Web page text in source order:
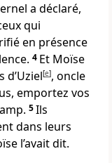
a déclaré,
qui
en présence
4 Et Moïse
d’Uziel[e], oncle
emportez vos
5Ils
dans leurs
l’avait dit.